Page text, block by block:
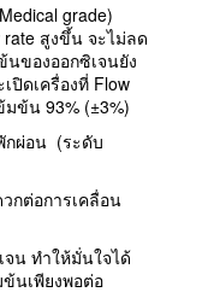
grade)
rate สูงขึ้น จะไม่ลด
ของออกซิเจนยัง
ปิดเครื่องที่ Flow
ข้น 93% (±3%)
กผ่อน (ระดับ
กต่อการเคลื่อน
น ทำให้มั่นใจได้
นเพียงพอต่อ